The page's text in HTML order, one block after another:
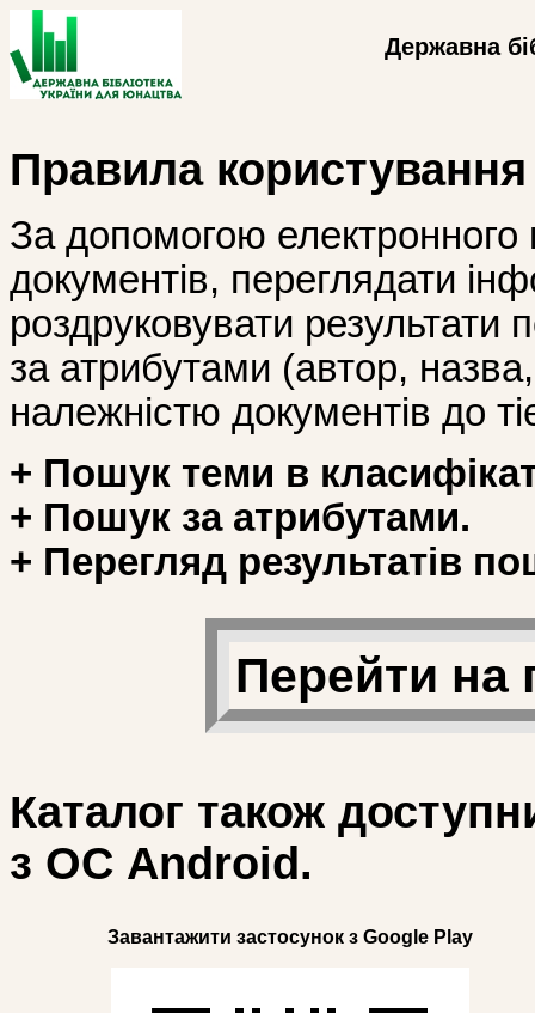
Державна
Правила
За допомогою
документів, переглядати
роздруковувати
за атрибутами (автор, назва,
належністю документів до
+ Пошук теми в
+ Пошук за атрибутами.
+ Перегляд результатів
Перейти на
Каталог також
з ОС Android.
Завантажити застосунок з Google Play